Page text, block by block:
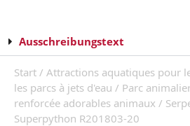
Ausschreibungstext
Start / Attractions aquatiques pour
les parcs à jets d'eau / Parc
renforcée adorables animaux /
Superpython R201803-20